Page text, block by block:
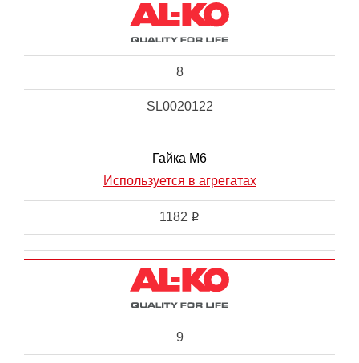
8
SL0020122
Гайка М6
Используется в агрегатах
1182 i
9